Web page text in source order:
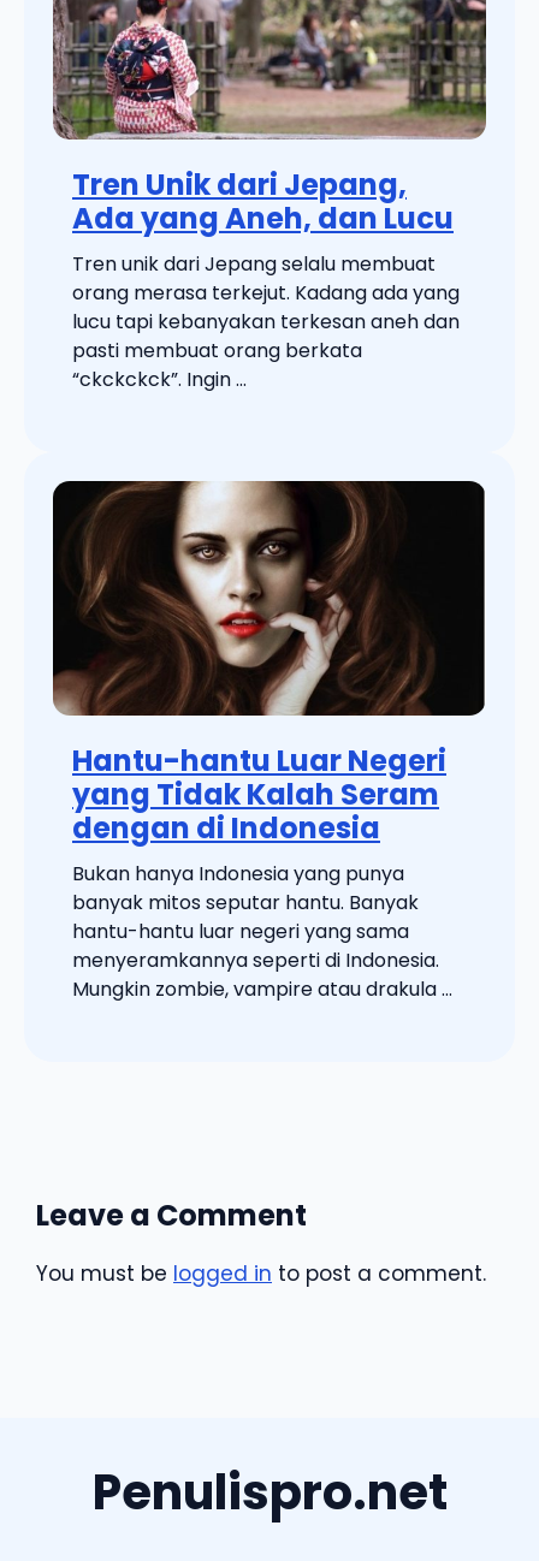
Tren Unik dari Jepang,
Ada yang Aneh, dan Lucu
Tren unik dari Jepang selalu membuat
orang merasa terkejut. Kadang ada yang
lucu tapi kebanyakan terkesan aneh dan
pasti membuat orang berkata
“ckckckck”. Ingin ...
Hantu-hantu Luar Negeri
yang Tidak Kalah Seram
dengan di Indonesia
Bukan hanya Indonesia yang punya
banyak mitos seputar hantu. Banyak
hantu-hantu luar negeri yang sama
menyeramkannya seperti di Indonesia.
Mungkin zombie, vampire atau drakula ...
Leave a Comment
You must be logged in to post a comment.
Penulispro.net